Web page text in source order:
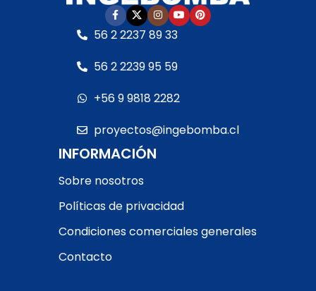
56 2 2237 89 33
56 2 2239 95 59
+56 9 9818 2282
proyectos@ingebomba.cl
INFORMACIÓN
Sobre nosotros
Políticas de privacidad
Condiciones comerciales generales
Contacto